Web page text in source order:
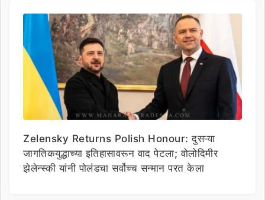
Zelensky Returns Polish Honour: दुसऱ्या
जागतिकयुद्धाच्या इतिहासावरून वाद पेटला; वोलोदिमीर
झेलेन्स्की यांनी पोलंडचा सर्वोच्च सन्मान परत केला